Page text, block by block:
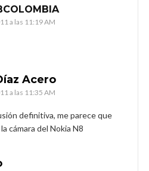
a las 11:19 AM
Acero
a las 11:35 AM
definitiva, me parece que
cámara del Nokia N8